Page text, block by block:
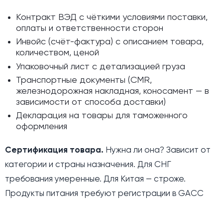
Контракт ВЭД с чёткими условиями поставки,
оплаты и ответственности сторон
Инвойс (счёт-фактура) с описанием товара,
количеством, ценой
Упаковочный лист с детализацией груза
Транспортные документы (CMR,
железнодорожная накладная, коносамент — в
зависимости от способа доставки)
Декларация на товары для таможенного
оформления
Сертификация товара. Нужна ли она? Зависит от
категории и страны назначения. Для СНГ
требования умеренные. Для Китая — строже.
Продукты питания требуют регистрации в GACC